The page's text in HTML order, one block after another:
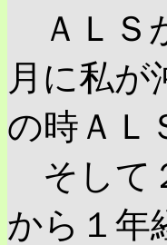
ＡＬＳ
月に私が
の時ＡＬ
そして
から１年